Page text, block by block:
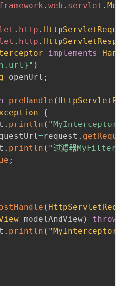
. web . servlet .
. http .
. http .
implements
)
openUrl ;
preHandle (
{
. println ( "MyInterceptor....
=request .
. println ( "过滤器MyFilter拦
;
(
modelAndView)
throws
. println ( " MyInterceptor